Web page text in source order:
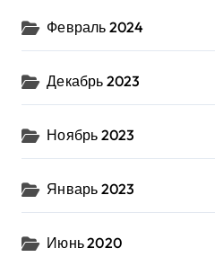
Февраль 2024
Декабрь 2023
Ноябрь 2023
Январь 2023
Июнь 2020